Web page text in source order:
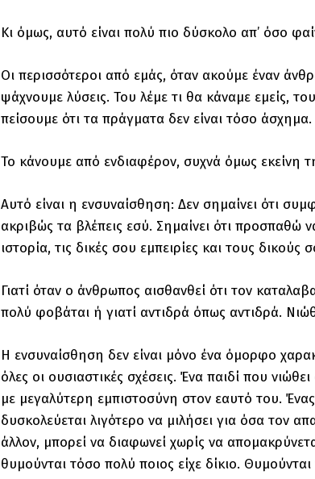
Κι όμως, αυτό είναι πολύ πιο δύσκολο απ’ όσο
Οι περισσότεροι από εμάς, όταν ακούμε έναν
ψάχνουμε λύσεις. Του λέμε τι θα κάναμε εμείς,
πείσουμε ότι τα πράγματα δεν είναι τόσο άσχημα.
Το κάνουμε από ενδιαφέρον, συχνά όμως εκείνη
Αυτό είναι η ενσυναίσθηση: Δεν σημαίνει ότι
ακριβώς τα βλέπεις εσύ. Σημαίνει ότι
ιστορία, τις δικές σου εμπειρίες και τους
Γιατί όταν ο άνθρωπος αισθανθεί ότι τον
πολύ φοβάται ή γιατί αντιδρά όπως αντιδρά.
Η ενσυναίσθηση δεν είναι μόνο ένα όμορφο
όλες οι ουσιαστικές σχέσεις. Ένα παιδί που
με μεγαλύτερη εμπιστοσύνη στον εαυτό του.
δυσκολεύεται λιγότερο να μιλήσει για όσα τον
άλλον, μπορεί να διαφωνεί χωρίς να
θυμούνται τόσο πολύ ποιος είχε δίκιο.